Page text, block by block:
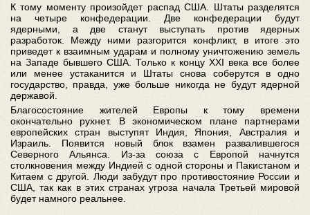
К тому моменту произойдет распад США. Штаты разделятся
на четыре конфедерации. Две конфедерации будут
ядерными, а две станут выступать против ядерных
разработок. Между ними разгорится конфликт, в итоге это
приведет к взаимным ударам и полному уничтожению земель
на Западе бывшего США. Только к концу XXI века все более
или менее устаканится и Штаты снова соберутся в одно
государство, правда, уже больше никогда не будут ядерной
державой.
Благосостояние жителей Европы к тому времени
окончательно рухнет. В экономическом плане партнерами
европейских стран выступят Индия, Япония, Австралия и
Израиль. Появится новый блок взамен развалившегося
Северного Альянса. Из-за союза с Европой начнутся
столкновения между Индией с одной стороны и Пакистаном и
Китаем с другой. Люди забудут про противостояние России и
США, так как в этих странах угроза начала Третьей мировой
будет намного реальнее.